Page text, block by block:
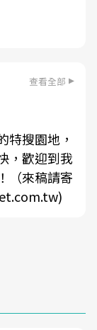
查看全部
特搜園地，
，歡迎到我
（來稿請寄